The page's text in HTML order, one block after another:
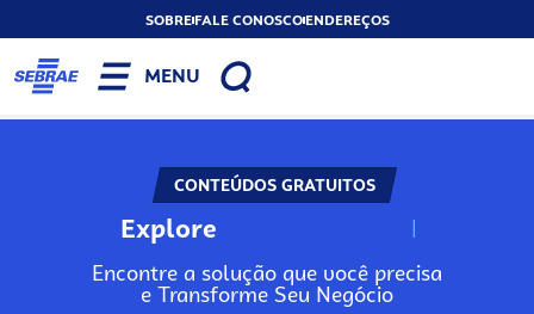
SOBREFALE CONOSCOENDEREÇOS
MENU
CONTEÚDOS GRATUITOS
Explore N
Encontre a solução que você precisa
e Transforme Seu Negócio